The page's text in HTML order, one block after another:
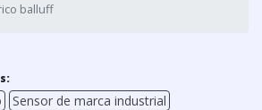
balluff
Sensor de marca industrial